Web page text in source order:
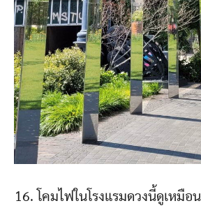
16. โคมไฟในโรงแรมดวงนี้ดูเหมือ